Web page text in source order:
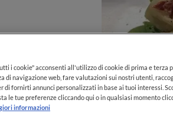
i cookie" acconsenti all'utilizzo di cookie di prima e terza
di navigazione web, fare valutazioni sui nostri utenti,
di fornirti annunci personalizzati in base ai tuoi interessi.
le tue preferenze cliccando qui o in qualsiasi momento
informazioni